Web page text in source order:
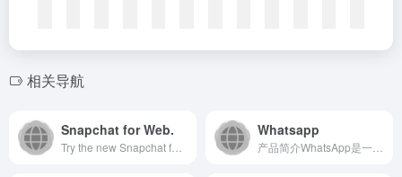
相关导航
Snapchat for Web. Whatsapp